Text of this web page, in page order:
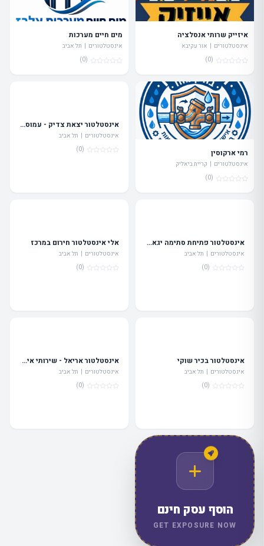
איזייק שרותי אנסלציה
אינסטלטורים | אור עקיבא
(0)
מים חיים מערכות
אינסטלטורים | תל אביב
(0)
רמי ארקוסין
אינסטלטורים | קריית ביאליק
(0)
אינסטלטור יצאת צדיק - עמוס גרבי
אינסטלטורים | תל אביב
(0)
אינסטלטור פתיחת סתימה יגאל אחזקות
אינסטלטורים | תל אביב
(0)
אלי אינסטלטור חירום במרכז
אינסטלטורים | תל אביב
(0)
אינסטלטור בכיר שוקי
אינסטלטורים | תל אביב
(0)
אינסטלטור אריאל - שירותי אינסטלציה
אינסטלטורים | תל אביב
(0)
הוסף עסק חינם
GET EXPOSURE NOW